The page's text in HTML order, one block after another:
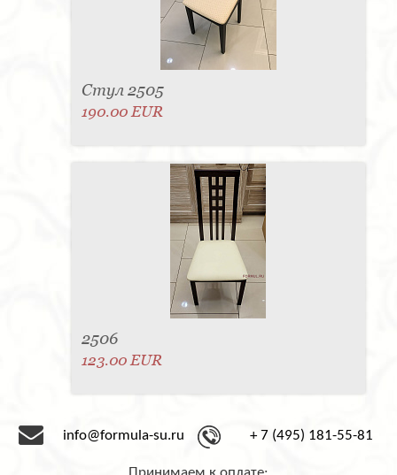
Стул 2505
190.00 EUR
2506
123.00 EUR
info@formula-su.ru + 7 (495) 181-55-81